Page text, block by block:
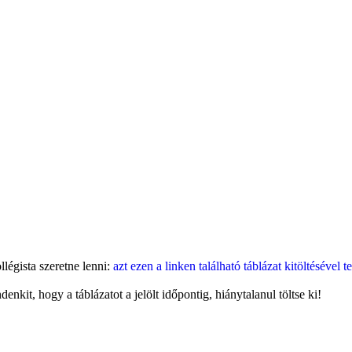
szeretne lenni: azt ezen a linken található táblázat kitöltésével
hogy a táblázatot a jelölt időpontig, hiánytalanul töltse ki!